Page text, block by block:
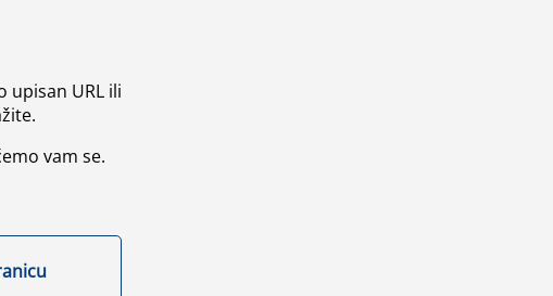
upisan URL ili
vam se.